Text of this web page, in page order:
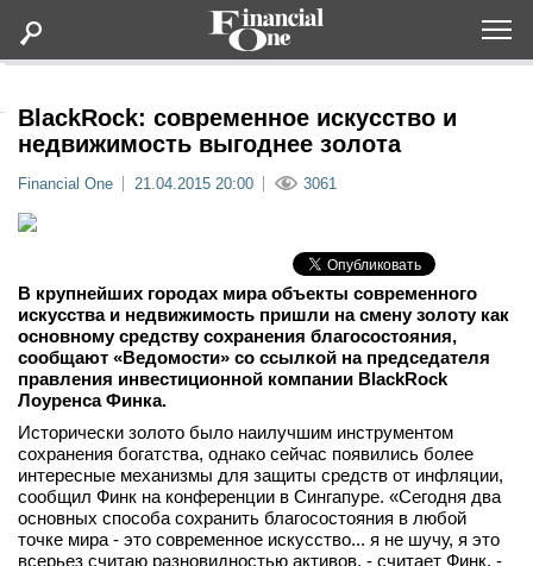
Статьи
Lifestyle
Мероприятия
Новости
Интервью
вконтакте
BlackRock: современное искусство и
недвижимость выгоднее золота
Financial One 21.04.2015 20:00 3061
В крупнейших городах мира объекты современного
искусства и недвижимость пришли на смену золоту как
основному средству сохранения благосостояния,
сообщают «Ведомости» со ссылкой на председателя
правления инвестиционной компании BlackRock
Лоуренса Финка.
Исторически золото было наилучшим инструментом
сохранения богатства, однако сейчас появились более
интересные механизмы для защиты средств от инфляции,
сообщил Финк на конференции в Сингапуре. «Сегодня два
основных способа сохранить благосостояния в любой
точке мира - это современное искусство... я не шучу, я это
всерьез считаю разновидностью активов, - считает Финк. -